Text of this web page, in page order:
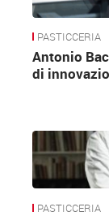
PASTICCERIA
Antonio
di
PASTICCERIA